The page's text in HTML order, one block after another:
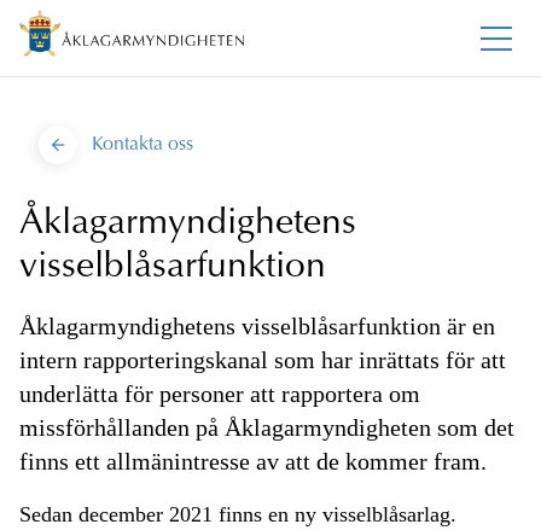
Kontakta oss
Åklagarmyndighetens
visselblåsarfunktion
Åklagarmyndighetens visselblåsarfunktion är en
intern rapporteringskanal som har inrättats för att
underlätta för personer att rapportera om
missförhållanden på Åklagarmyndigheten som det
finns ett allmänintresse av att de kommer fram.
Sedan december 2021 finns en ny visselblåsarlag.